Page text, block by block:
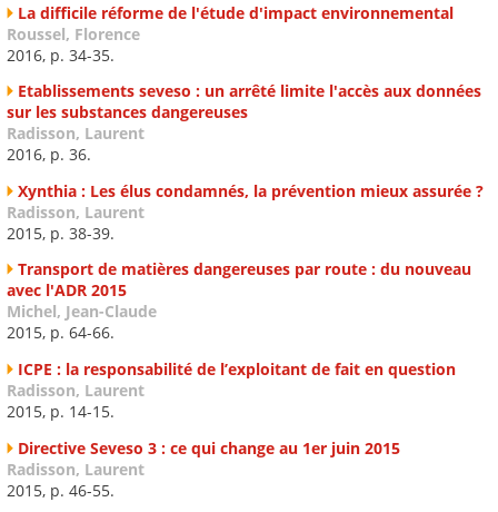
La difficile réforme de l'étude d'impact environnemental
Roussel, Florence
2016, p. 34-35.
Etablissements seveso : un arrêté limite l'accès aux données
sur les substances dangereuses
Radisson, Laurent
2016, p. 36.
Xynthia : Les élus condamnés, la prévention mieux assurée ?
Radisson, Laurent
2015, p. 38-39.
Transport de matières dangereuses par route : du nouveau
avec l'ADR 2015
Michel, Jean-Claude
2015, p. 64-66.
ICPE : la responsabilité de l’exploitant de fait en question
Radisson, Laurent
2015, p. 14-15.
Directive Seveso 3 : ce qui change au 1er juin 2015
Radisson, Laurent
2015, p. 46-55.